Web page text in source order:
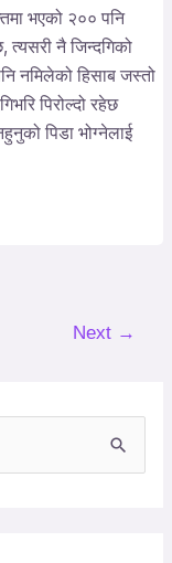
भएको २०० पनि
नै जिन्दगिको
नमिलेको हिसाब जस्तो
पिरोल्दो रहेछ
पिडा भोग्नेलाई
Next →